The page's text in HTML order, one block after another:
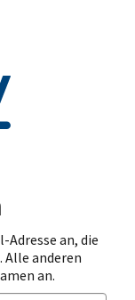
an, die
Alle anderen
an.